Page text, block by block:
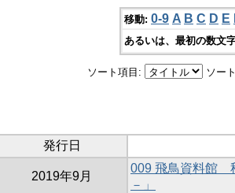
移動: 0-9 A B C D E
あるいは、最初の数文
ソート項目: ソー
発行日
2019年9月
009 飛鳥資料館
－」